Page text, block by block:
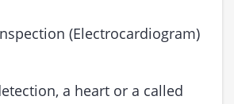
(Electrocardiogram)
a heart or a called